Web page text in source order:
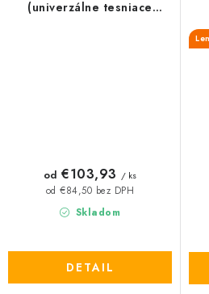
(univerzálne tesniace
Skladom
od €84,50 bez DPH
od €103,93 / ks
DETAIL